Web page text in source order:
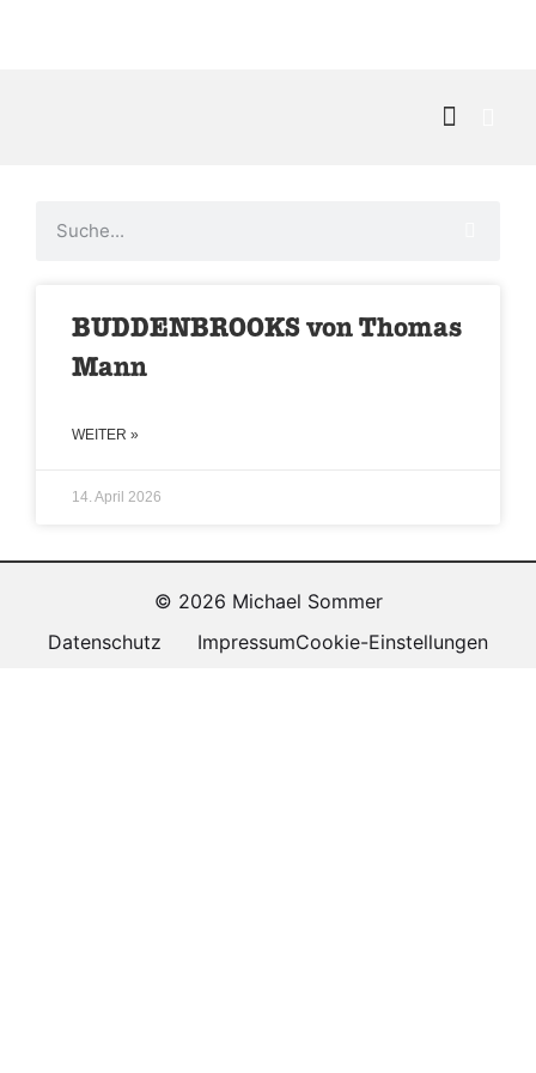
BUDDENBROOKS von Thomas
Mann
WEITER »
14. April 2026
© 2026 Michael Sommer
Datenschutz
ImpressumCookie-Einstellungen